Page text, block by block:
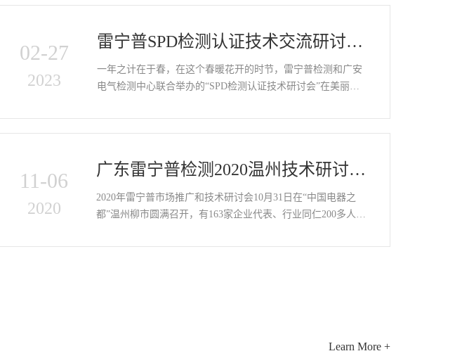
02-27
2023
雷宁普SPD检测认证技术交流研讨会
圆满召开
一年之计在于春，在这个春暖花开的时节，雷宁普检测和广安
电气检测中心联合举办的“SPD检测认证技术研讨会”在美丽的
11-06
2020
广东雷宁普检测2020温州技术研讨推
广会取得圆满成功
2020年雷宁普市场推广和技术研讨会10月31日在“中国电器之
都”温州柳市圆满召开，有163家企业代表、行业同仁200多人参
Learn More +